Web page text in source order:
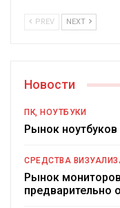
PREV NEXT
Новости
ПК, НОУТБУКИ
Рынок
СРЕДСТВА
Рынок
предварительно